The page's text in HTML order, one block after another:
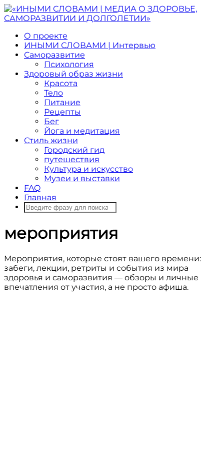
О проекте
ИНЫМИ СЛОВАМИ | Интервью
Саморазвитие
Психология
Здоровый образ жизни
Красота
Тело
Питание
Рецепты
Бег
Йога и медитация
Стиль жизни
Городский гид
путешествия
Культура и искусство
Музеи и выставки
FAQ
Главная
мероприятия
Мероприятия, которые стоят вашего времени:
забеги, лекции, ретриты и события из мира
здоровья и саморазвития — обзоры и личные
впечатления от участия, а не просто афиша.